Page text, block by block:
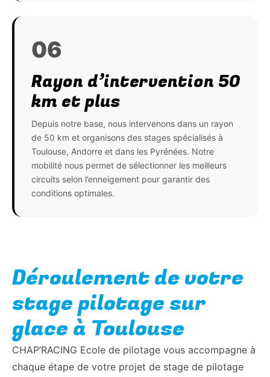
06
Rayon d’intervention 50
km et plus
Depuis notre base, nous intervenons dans un rayon
de 50 km et organisons des stages spécialisés à
Toulouse, Andorre et dans les Pyrénées. Notre
mobilité nous permet de sélectionner les meilleurs
circuits selon l’enneigement pour garantir des
conditions optimales.
Déroulement de votre
stage pilotage sur
glace à Toulouse
CHAP’RACING Ecole de pilotage vous accompagne à
chaque étape de votre projet de stage de pilotage